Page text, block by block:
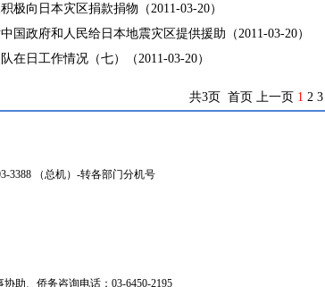
极向日本灾区捐款捐物（2011-03-20）
国政府和人民给日本地震灾区提供援助（2011-03-20）
在日工作情况（七）（2011-03-20）
共3页 首页 上一页 1 2 3
3388 （总机）-转各部门分机号
助、侨务咨询电话：03-6450-2195